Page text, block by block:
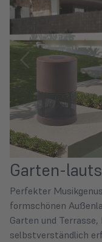
Garten-
Perfekter
formschönen
Garten und
selbstverständlich